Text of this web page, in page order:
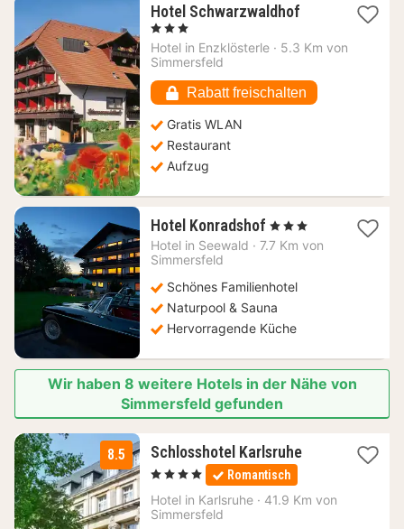
Hotel Schwarzwaldhof1
ab
, 3 Sterne
Hotel in Enzklösterle · 5.3 Km von
Simmersfeld
Rabatt freischalten
Gratis WLAN
Restaurant
Aufzug
Hotel Konradshof 1
Nacht
€
, 3 Sterne
Hotel in Seewald · 7.7 Km von
Simmersfeld
Schönes Familienhotel
Naturpool & Sauna
Hervorragende Küche
Wir haben 8 weitere Hotels in der Nähe von
Simmersfeld gefunden
8.5 Schlosshotel Karlsruhe1
89
, 4 Sterne Romantisch
Hotel in Karlsruhe · 41.9 Km von
Simmersfeld